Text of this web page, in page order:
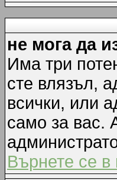
не мога да
Има три
сте влязъл,
всички, или
само за вас.
Върнете се в